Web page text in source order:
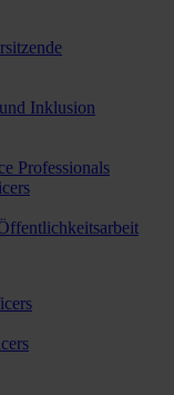
Inklusion
Professionals